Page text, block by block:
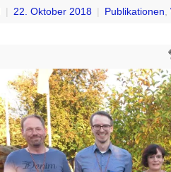
22. Oktober 2018 Publikationen